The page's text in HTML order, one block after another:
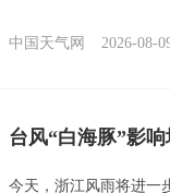
中国天气网 2026-08-
台风“白海豚”影
今天，浙江风雨将进一